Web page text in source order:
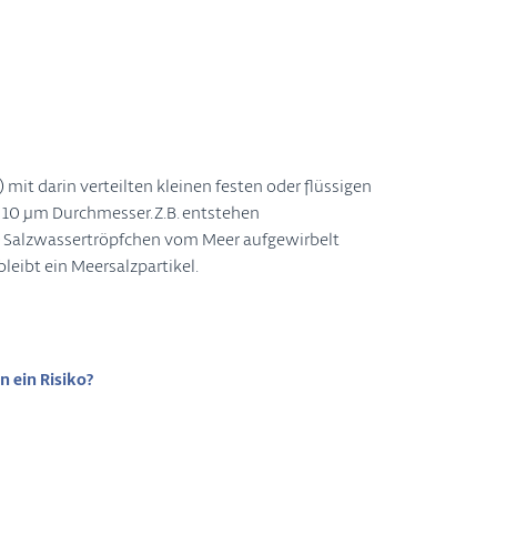
mit darin verteilten kleinen festen oder flüssigen
μm Durchmesser. Z.B. entstehen
vom Meer aufgewirbelt
ein Meersalzpartikel.
ein Risiko?